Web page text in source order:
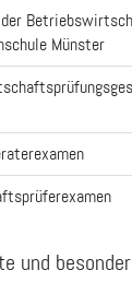
Münster
und